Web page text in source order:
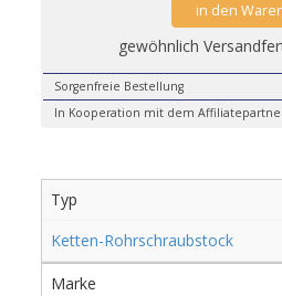
in den
gewöhnlich
Sorgenfreie Bestellung
In Kooperation mit dem
Typ
Ketten-Rohrschraubstock
Marke